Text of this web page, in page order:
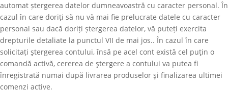
automat ștergerea datelor dumneavoastră cu caracter personal. În
cazul în care doriți să nu vă mai fie prelucrate datele cu caracter
personal sau dacă doriți ștergerea datelor, vă puteți exercita
drepturile detaliate la punctul VII de mai jos.. În cazul în care
solicitați ştergerea contului, însă pe acel cont există cel puţin o
comandă activă, cererea de ştergere a contului va putea fi
înregistrată numai după livrarea produselor şi finalizarea ultimei
comenzi active.